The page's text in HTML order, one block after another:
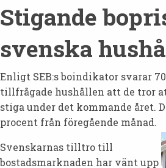
Stigande
svenska
Enligt SEB:s boindikator svarar
tillfrågade hushållen att de tror
stiga under det kommande året.
procent från föregående månad.
Svenskarnas tilltro till
bostadsmarknaden har vänt upp